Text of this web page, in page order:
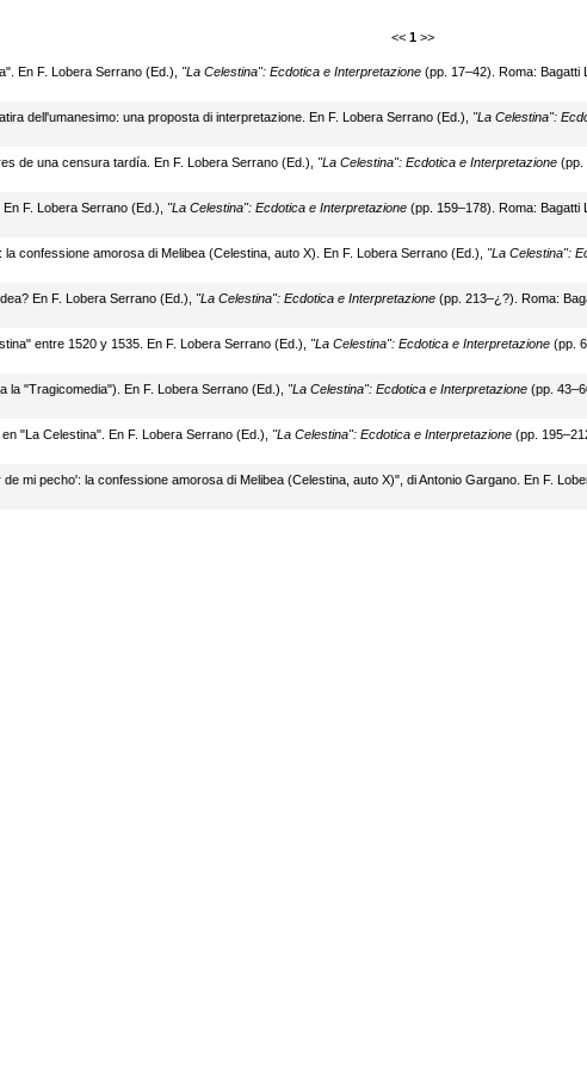
<< 1 >>
En F. Lobera Serrano (Ed.), "La Celestina": Ecdotica e Interpretazione(pp. 17–42). Roma: Bagatti
dell'umanesimo: una proposta di interpretazione. En F. Lobera Serrano (Ed.), "La Celestina":
de una censura tardía. En F. Lobera Serrano (Ed.), "La Celestina": Ecdotica e Interpretazione(pp.
F. Lobera Serrano (Ed.), "La Celestina": Ecdotica e Interpretazione(pp. 159–178). Roma: Bagatti
confessione amorosa di Melibea (Celestina, auto X). En F. Lobera Serrano (Ed.), "La Celestina":
En F. Lobera Serrano (Ed.), "La Celestina": Ecdotica e Interpretazione(pp. 213–¿?). Roma:
entre 1520 y 1535. En F. Lobera Serrano (Ed.), "La Celestina": Ecdotica e Interpretazione(pp.
la "Tragicomedia"). En F. Lobera Serrano (Ed.), "La Celestina": Ecdotica e Interpretazione(pp.
"La Celestina". En F. Lobera Serrano (Ed.), "La Celestina": Ecdotica e Interpretazione(pp.
mi pecho': la confessione amorosa di Melibea (Celestina, auto X)", di Antonio Gargano. En F.